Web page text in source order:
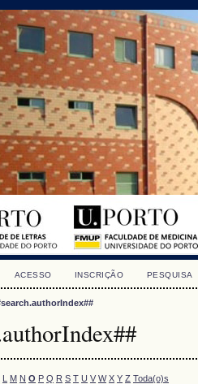
ACESSO INSCRIÇÃO PESQUISA
L M N O P Q R S T U V W X Y Z Toda(o)s